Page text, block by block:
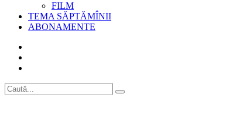
FILM
TEMA SĂPTĂMÎNII
ABONAMENTE